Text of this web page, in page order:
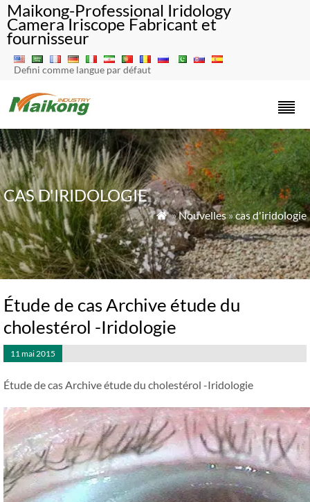
Maikong-Professional Iridology
Camera Iriscope Fabricant et
fournisseur
Defini comme langue par défaut
CAS D'IRIDOLOGIE
 »Nouvelles»cas d'iridologie
Étude de cas Archive étude du
cholestérol -Iridologie
11 mai 2015
Étude de cas Archive étude du cholestérol -Iridologie